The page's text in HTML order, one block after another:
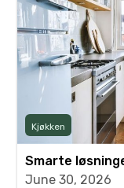
Kjøkken
Smarte
June 30, 2026